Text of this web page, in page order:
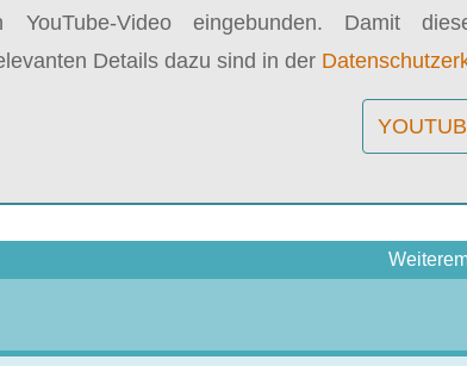
Video eingebunden. Damit
Details dazu sind in der